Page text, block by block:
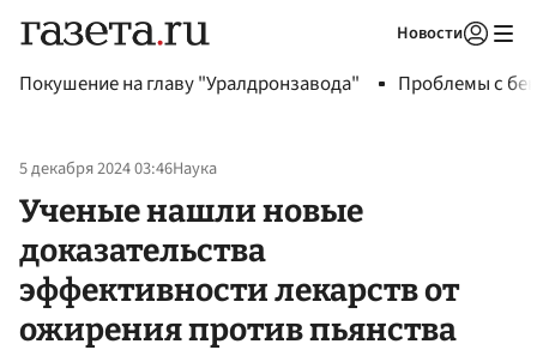
Новости
Покушение на главу "Уралдронзавода" Проблемы с
5 декабря 2024 03:46Наука
Ученые нашли новые
доказательства
эффективности лекарств от
ожирения против пьянства